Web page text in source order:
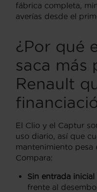
fábrica completa,
averías desde el
¿Por qué
saca más
Renault
El Clio y el Captur
uso diario, así que
mantenimiento pesa
Compara:
Sin entrada inicial
frente al